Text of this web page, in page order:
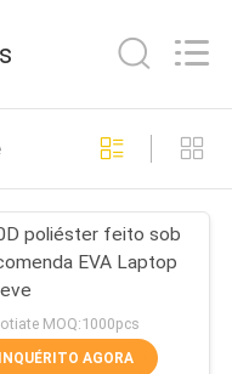
69
poliéster feito sob
EVA Laptop
MOQ:1000pcs
INQUÉRITO AGORA